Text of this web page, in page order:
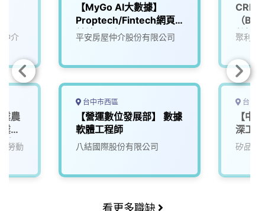
仲介
農
技
士)
勞動
【MyGo AI大數據】
Proptech/Fintech網頁
前端工程師
平安房屋仲介股份有限公司
台中市西區
【營運數位發展部】 數據
軟體工程師
八結國際股份有限公司
CRM
（
數據
聚利國
台中
【中
深工
矽品精
看更多職缺